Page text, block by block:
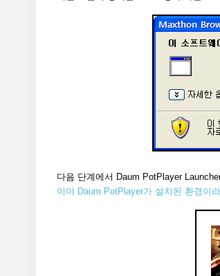
다음 단계에서 Daum PotPlayer
이미 Daum PotPlayer가 설치된 환경이